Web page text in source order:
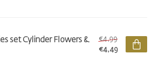
set Cylinder Flowers &
€4,99
€4,49